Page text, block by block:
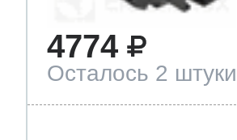
4774
Осталось 2 штуки